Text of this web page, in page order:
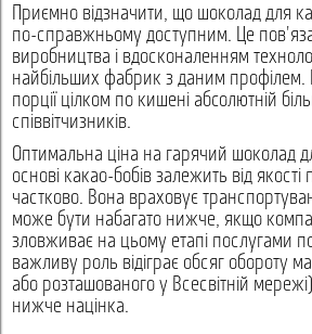
Приємно відзначити, що шоколад для
по-справжньому доступним. Це
виробництва і вдосконаленням
найбільших фабрик з даним профілем.
порції цілком по кишені абсолютній
співвітчизників.
Оптимальна ціна на гарячий шоколад
основі какао-бобів залежить від
частково. Вона враховує
може бути набагато нижче, якщо
зловживає на цьому етапі послугами
важливу роль відіграє обсяг обороту
або розташованого у Всесвітній
нижче націнка.